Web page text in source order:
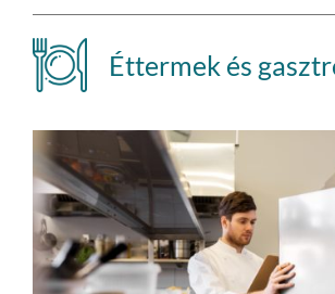
Éttermek és